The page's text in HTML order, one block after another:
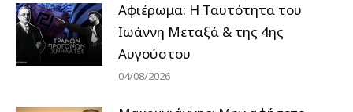
Αφιέρωμα: Η Ταυτότητα του
Ιωάννη Μεταξά & της 4ης
Αυγούστου
04/08/2026